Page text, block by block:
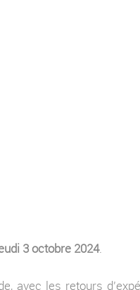
3 octobre 2024.
avec les retours